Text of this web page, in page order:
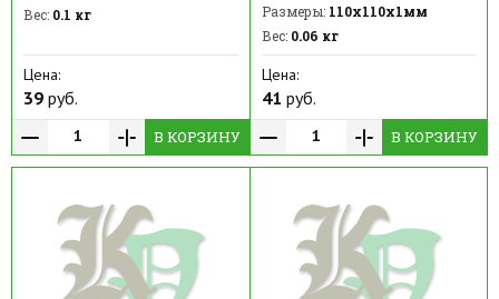
Вес: 0.1 кг
Цена:
39 руб.
В КОРЗИНУ
Размеры:110х110х1мм
Вес:0.06 кг
Цена:
41 руб.
В КОРЗИНУ